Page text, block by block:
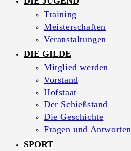
Training
Meisterschaften
Veranstaltungen
DIE GILDE
Mitglied werden
Vorstand
Hofstaat
Der Schießstand
Die Geschichte
Fragen und Antworten
SPORT